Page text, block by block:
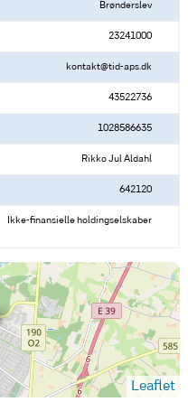
Brønderslev
23241000
kontakt@tid-aps.dk
43522736
1028586635
Rikko Jul Aldahl
642120
Ikke-finansielle holdingselskaber
Leaflet